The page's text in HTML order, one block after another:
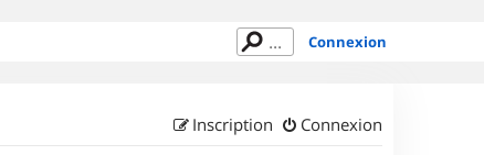
Connexion
Connexion
Inscription